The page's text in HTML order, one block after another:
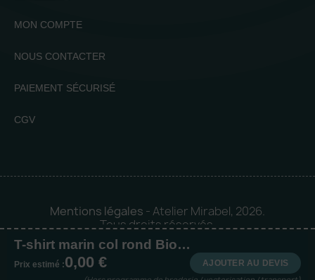
T-shirt marin col rond Bio enfant
Prix estimé :0,00 € AJOUTER AU DEVIS
MON COMPTE
NOUS CONTACTER
PAIEMENT SÉCURISÉ
CGV
Mentions légales - Atelier Mirabel, 2026.
Tous droits réservés.
Mise en orbite 🪐 byLogia |
Agence web et communication